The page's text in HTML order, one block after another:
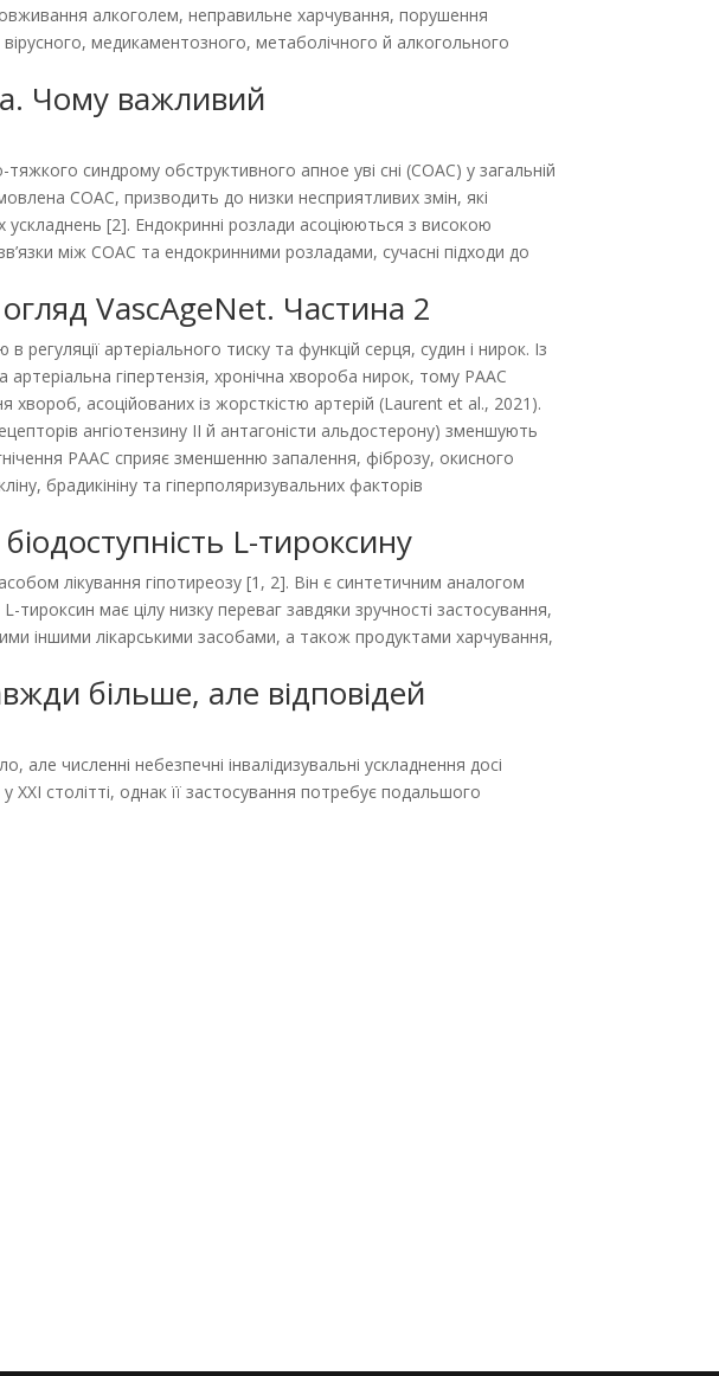
зловживання алкоголем, неправильне харчування, порушення
медикаментозного, метаболічного й алкогольного
Чому важливий
синдрому обструктивного апное уві сні (СОАС) у загальній
СОАС, призводить до низки несприятливих змін, які
ускладнень [2]. Ендокринні розлади асоціюються з високою
між СОАС та ендокринними розладами, сучасні підходи до
VascAgeNet. Частина 2
артеріального тиску та функцій серця, судин і нирок. Із
гіпертензія, хронічна хвороба нирок, тому РААС
хвороб, асоційованих із жорст­кістю артерій (Laurent et al., 2021).
ангіотензину ІІ й антагоністи альдостерону) зменшують
РААС сприяє зменшенню запалення, фіброзу, окисного
брадикініну та гіперполяризувальних факторів
L-тироксину
лікування гіпотиреозу [1, 2]. Він є синтетичним аналогом
має цілу низку переваг завдяки зручності застосування,
іншими лікарськими засобами, а також продуктами харчування,
більше, але відповідей
численні небезпечні інвалідизувальні ускладнення досі
столітті, однак її застосування потребує подальшого